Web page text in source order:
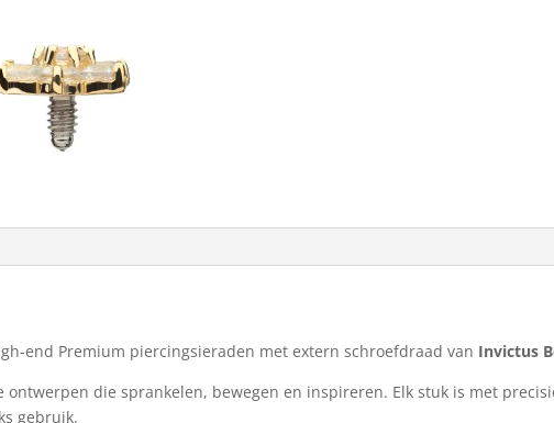
end Premium piercingsieraden met extern schroefdraad van Invictus
die sprankelen, bewegen en inspireren. Elk stuk is met
gebruik.